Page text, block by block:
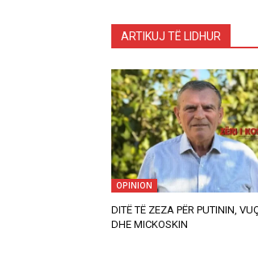
ARTIKUJ TË LIDHUR
OPINION
DITË TË ZEZA PËR PUTININ,
DHE MICKOSKIN